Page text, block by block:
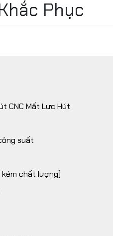
Phục
CNC Mất Lực Hút
suất
kém chất lượng)